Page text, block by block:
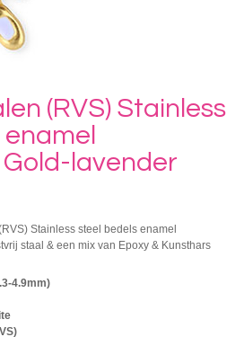
(RVS) Stainless
lavender
Stainless steel bedels enamel
staal & een mix van Epoxy & Kunsthars
4.9mm)